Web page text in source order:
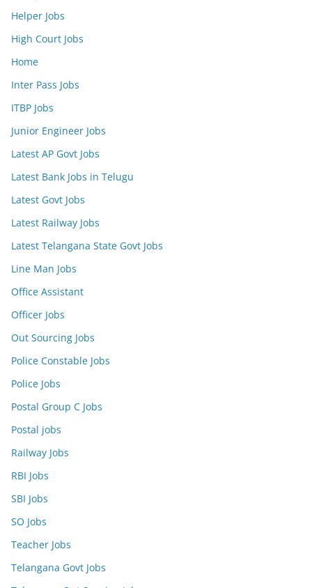
Helper Jobs
High Court Jobs
Home
Inter Pass Jobs
ITBP Jobs
Junior Engineer Jobs
Latest AP Govt Jobs
Latest Bank Jobs in Telugu
Latest Govt Jobs
Latest Railway Jobs
Latest Telangana State Govt Jobs
Line Man Jobs
Office Assistant
Officer Jobs
Out Sourcing Jobs
Police Constable Jobs
Police Jobs
Postal Group C Jobs
Postal jobs
Railway Jobs
RBI Jobs
SBI Jobs
SO Jobs
Teacher Jobs
Telangana Govt Jobs